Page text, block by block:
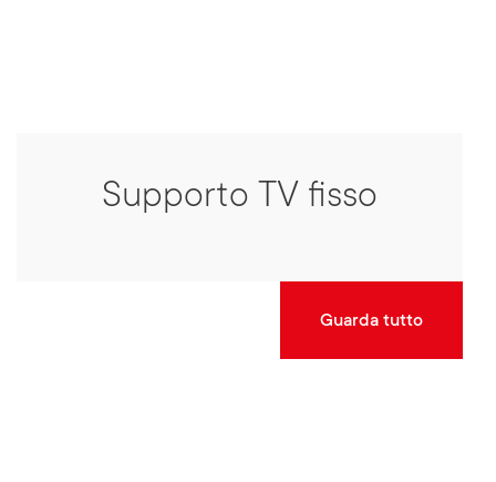
Supporto TV fisso
Guarda tutto